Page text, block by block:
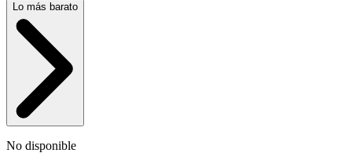
Lo más barato
No disponible